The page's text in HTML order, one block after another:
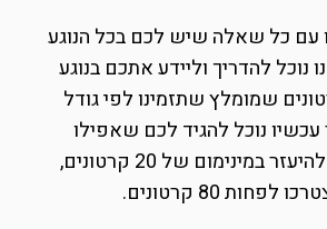
עם כל שאלה שיש לכם בכל הנוגע
נוכל להדריך וליידע אתכם בנוגע
שמומלץ שתזמינו לפי גודל
נוכל להגיד לכם שאפילו
לדירה קטנה צריך להיעזר במינימום של 20 קרטונים,
80 קרטונים.